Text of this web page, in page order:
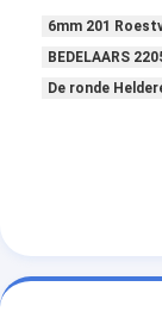
6mm 201
BEDELAARS
De ronde